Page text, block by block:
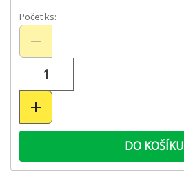
Počet ks:
DO KOŠÍKU